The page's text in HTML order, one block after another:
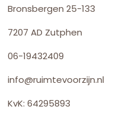
Bronsbergen 25-133
7207 AD Zutphen
06-19432409
info@ruimtevoorzijn.nl
KvK: 64295893